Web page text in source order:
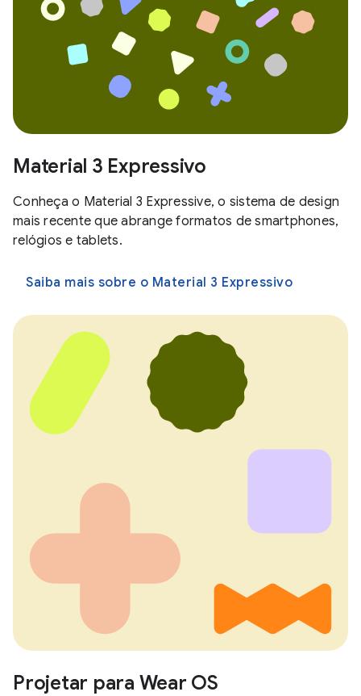
Material 3 Expressivo
Conheça o Material 3 Expressive, o sistema de design
mais recente que abrange formatos de smartphones,
relógios e tablets.
Saiba mais sobre o Material 3 Expressivo
Projetar para Wear OS